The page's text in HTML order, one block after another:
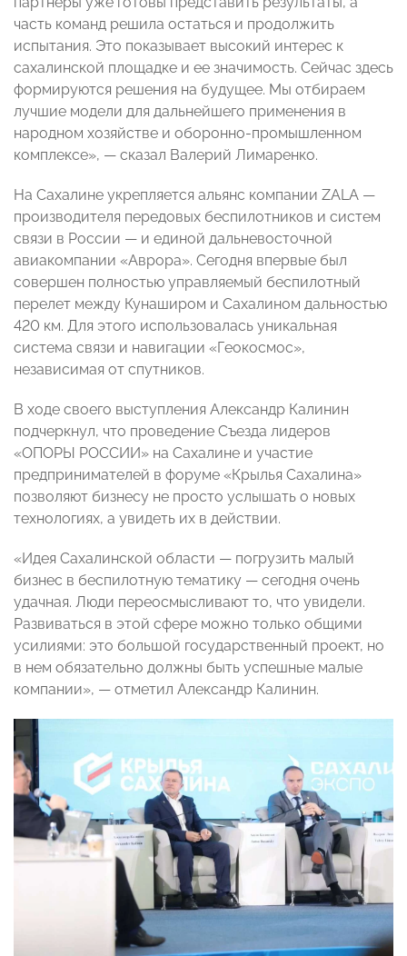
часть команд решила остаться и продолжить
испытания. Это показывает высокий интерес к
сахалинской площадке и ее значимость. Сейчас здесь
формируются решения на будущее. Мы отбираем
лучшие модели для дальнейшего применения в
народном хозяйстве и оборонно-промышленном
комплексе», — сказал Валерий Лимаренко.
На Сахалине укрепляется альянс компании ZALA —
производителя передовых беспилотников и систем
связи в России — и единой дальневосточной
авиакомпании «Аврора». Сегодня впервые был
совершен полностью управляемый беспилотный
перелет между Кунаширом и Сахалином дальностью
420 км. Для этого использовалась уникальная
система связи и навигации «Геокосмос»,
независимая от спутников.
В ходе своего выступления Александр Калинин
подчеркнул, что проведение Съезда лидеров
«ОПОРЫ РОССИИ» на Сахалине и участие
предпринимателей в форуме «Крылья Сахалина»
позволяют бизнесу не просто услышать о новых
технологиях, а увидеть их в действии.
«Идея Сахалинской области — погрузить малый
бизнес в беспилотную тематику — сегодня очень
удачная. Люди переосмысливают то, что увидели.
Развиваться в этой сфере можно только общими
усилиями: это большой государственный проект, но
в нем обязательно должны быть успешные малые
компании», — отметил Александр Калинин.